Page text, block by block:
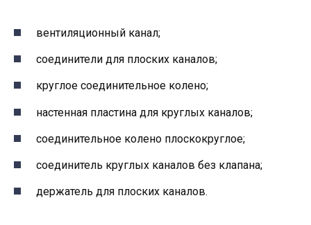
вентиляционный канал;
соединители для плоских каналов;
круглое соединительное колено;
настенная пластина для круглых каналов;
соединительное колено плоскокруглое;
соединитель круглых каналов без клапана;
держатель для плоских каналов.